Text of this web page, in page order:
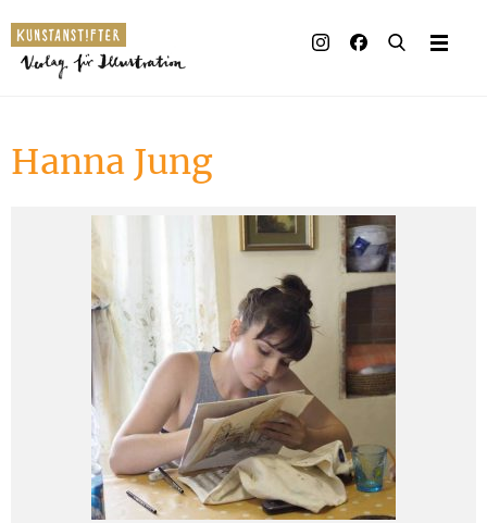
Hanna Jung
Auszeichnungen
Presse & Handel
Rechte
Begleitmaterial
Kontakt
English